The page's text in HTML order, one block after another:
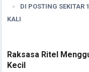
DI POSTING SEKITAR
KALI
Raksasa Ritel
Kecil